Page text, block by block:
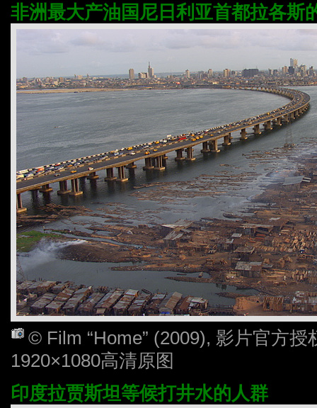
非洲最大产油国尼日利亚首都拉各斯
© Film “Home” (2009), 影片官方
1920×1080高清原图
印度拉贾斯坦等候打井水的人群